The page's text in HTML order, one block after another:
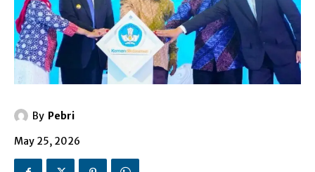
By Pebri
May 25, 2026